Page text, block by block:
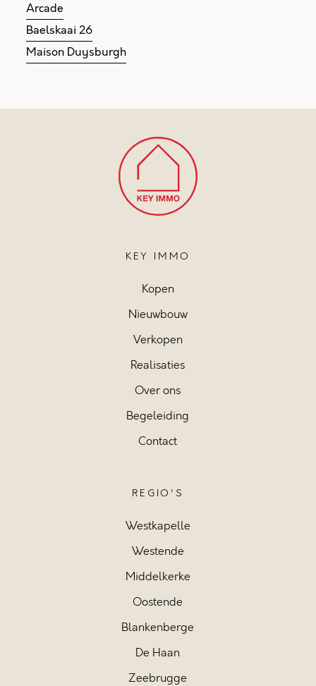
Arcade
Baelskaai 26
Maison Duysburgh
KEY IMMO
Kopen
Nieuwbouw
Verkopen
Realisaties
Over ons
Begeleiding
Contact
REGIO'S
Westkapelle
Westende
Middelkerke
Oostende
Blankenberge
De Haan
Zeebrugge